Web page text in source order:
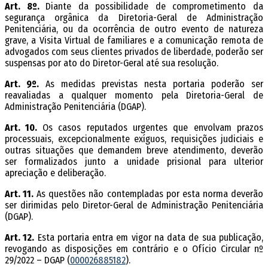
Art. 8º. Diante da possibilidade de comprometimento da
segurança orgânica da Diretoria-Geral de Administração
Penitenciária, ou da ocorrência de outro evento de natureza
grave, a Visita Virtual de familiares e a comunicação remota de
advogados com seus clientes privados de liberdade, poderão ser
suspensas por ato do Diretor-Geral até sua resolução.
Art. 9º. As medidas previstas nesta portaria poderão ser
reavaliadas a qualquer momento pela Diretoria-Geral de
Administração Penitenciária (DGAP).
Art. 10. Os casos reputados urgentes que envolvam prazos
processuais, excepcionalmente exíguos, requisições judiciais e
outras situações que demandem breve atendimento, deverão
ser formalizados junto a unidade prisional para ulterior
apreciação e deliberação.
Art. 11. As questões não contempladas por esta norma deverão
ser dirimidas pelo Diretor-Geral de Administração Penitenciária
(DGAP).
Art. 12. Esta portaria entra em vigor na data de sua publicação,
revogando as disposições em contrário e o Ofício Circular nº
29/2022 – DGAP (000026885182).